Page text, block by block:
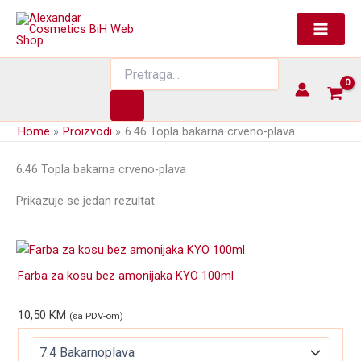
Skip
content
search
Home Proizvodi 6.46 Topla bakarna crveno-plava
6.46 Topla bakarna crveno-plava
Prikazuje se jedan rezultat
Farba za kosu bez amonijaka KYO 100ml
10,50 KM (sa PDV-om)